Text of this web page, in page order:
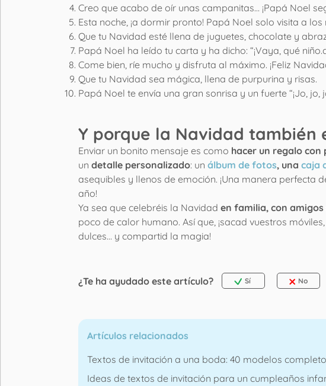
Creo que acabo de oír unas campanitas… ¡Papá Noel
Esta noche, ¡a dormir pronto! Papá Noel solo visita a
Que tu Navidad esté llena de juguetes, chocolate y
Papá Noel ha leído tu carta y ha dicho: “¡Vaya, qué
Come bien, ríe mucho y disfruta al máximo. ¡Feliz
Que tu Navidad sea mágica, llena de purpurina y risas.
Papá Noel te envía una gran sonrisa y un fuerte “¡Jo, jo,
Y porque la Navidad también
Enviar un bonito mensaje es como hacer un regalo con
un detalle personalizado: un álbum de fotos, una caja
asequibles y llenos de emoción. ¡Una manera
año!
Ya sea que celebréis la Navidad en familia, con
poco de calor humano. Así que, ¡sacad vuestros
dulces… y compartid la magia!
¿Te ha ayudado este artículo? Sí No
Artículos relacionados
Textos de invitación a una boda: 40 modelos
Ideas de textos de invitación para un cumpleaños